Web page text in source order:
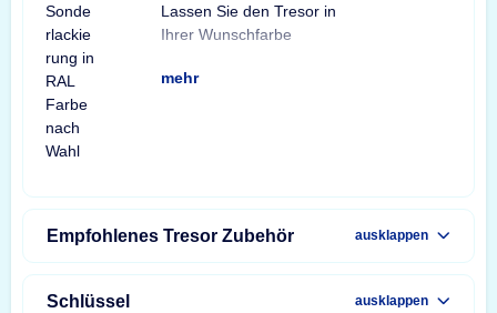
Lassen Sie den Tresor in
Ihrer Wunschfarbe
mehr
Empfohlenes Tresor Zubehör ausklappen
Schlüssel ausklappen